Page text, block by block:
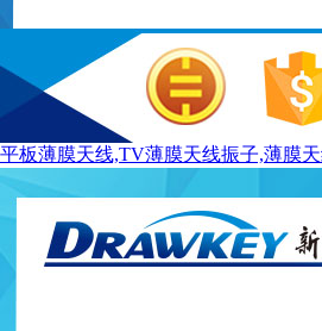
平板薄膜天线,TV薄膜天线振子,薄膜